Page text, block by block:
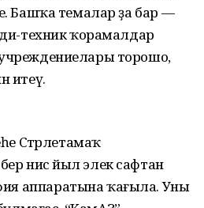
Башҡа темалар ҙа бар —
техник ҡорамалдар
торошо,
итеү.
Стәрлетамаҡ
нисә йыл элек сафтан
аппаратына ҡағы­ла. Уны